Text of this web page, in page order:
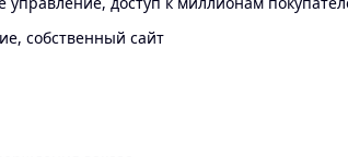
собственный сайт